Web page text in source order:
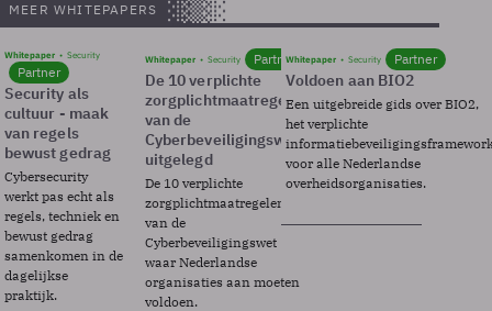
MEER WHITEPAPERS
Whitepaper Security
Partner
Security als
cultuur - maak
van regels
bewust gedrag
Cybersecurity
werkt pas echt als
regels, techniek en
bewust gedrag
samenkomen in de
dagelijkse
praktijk.
Whitepaper Security Partner
De 10 verplichte
zorgplichtmaatregelen
van de
Cyberbeveiligingswet
uitgelegd
De 10 verplichte
zorgplichtmaatregelen
van de
Cyberbeveiligingswet
waar Nederlandse
organisaties aan moeten
voldoen.
Whitepaper Security Partner
Voldoen aan BIO2
Een uitgebreide gids over BIO2,
het verplichte
voor alle Nederlandse
overheidsorganisaties.